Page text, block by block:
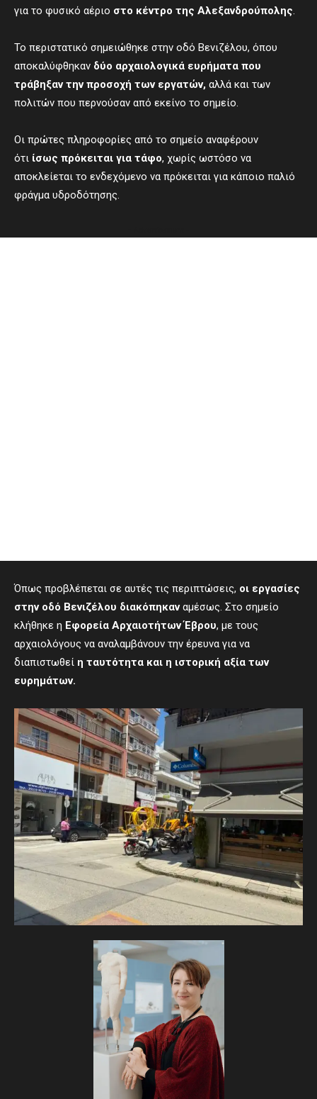
για το φυσικό αέριο στο κέντρο της Αλεξανδρούπολης.
Το περιστατικό σημειώθηκε στην οδό Βενιζέλου, όπου
αποκαλύφθηκαν δύο αρχαιολογικά ευρήματα που
τράβηξαν την προσοχή των εργατών, αλλά και των
πολιτών που περνούσαν από εκείνο το σημείο.
Οι πρώτες πληροφορίες από το σημείο αναφέρουν
ότι ίσως πρόκειται για τάφο, χωρίς ωστόσο να
αποκλείεται το ενδεχόμενο να πρόκειται για κάποιο παλιό
φράγμα υδροδότησης.
Όπως προβλέπεται σε αυτές τις περιπτώσεις, οι εργασίες
στην οδό Βενιζέλου διακόπηκαναμέσως. Στο σημείο
κλήθηκε η Εφορεία Αρχαιοτήτων Έβρου, με τους
αρχαιολόγους να αναλαμβάνουν την έρευνα για να
διαπιστωθεί η ταυτότητα και η ιστορική αξία των
ευρημάτων.